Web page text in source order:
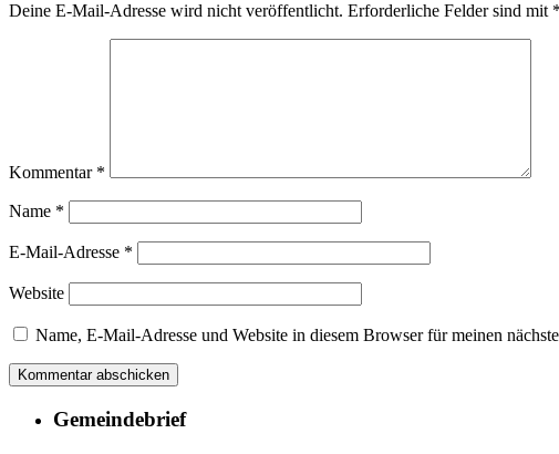
Deine E-Mail-Adresse wird nicht veröffentlicht. Erforderliche Felder sind mit *
Kommentar *
Name *
E-Mail-Adresse *
Website
Name, E-Mail-Adresse und Website in diesem Browser für meinen
Gemeindebrief